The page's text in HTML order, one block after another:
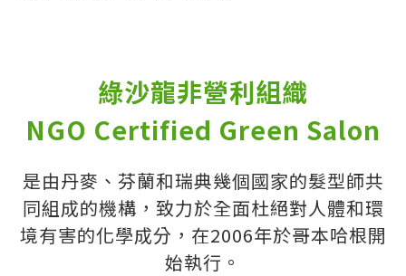
綠沙龍非營利組織
NGO Certified Green Salon
是由丹麥、芬蘭和瑞典幾個國家的髮型師共
同組成的機構，致力於全面杜絕對人體和環
境有害的化學成分，在2006年於哥本哈根開
始執行。